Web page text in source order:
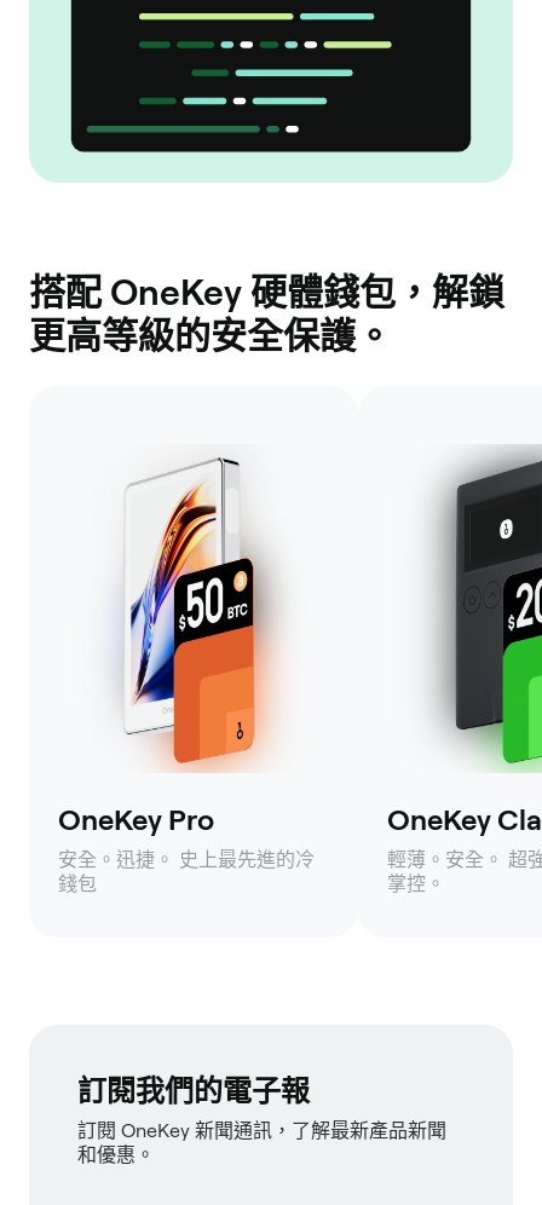
搭配 OneKey 硬體錢包，解鎖
更高等級的安全保護。
OneKey Pro
安全。迅捷。 史上最先進的冷
錢包
OneKey
輕薄。安全。 超
掌控。
訂閱我們的電子報
訂閱 OneKey 新聞通訊，了解最新產品新聞
和優惠。